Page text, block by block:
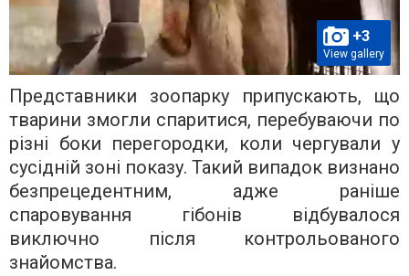
+3
View gallery
Представники зоопарку припускають, що
тварини змогли спаритися, перебуваючи по
різні боки перегородки, коли чергували у
сусідній зоні показу. Такий випадок визнано
безпрецедентним, адже раніше
спаровування гібонів відбувалося
виключно після контрольованого
знайомства.